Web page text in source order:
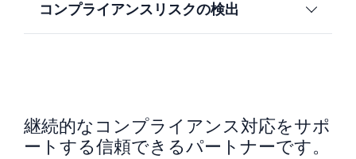
コンプライアンスリスクの検出
継続的なコンプライアンス対応をサポ
ートする信頼できるパートナーです。